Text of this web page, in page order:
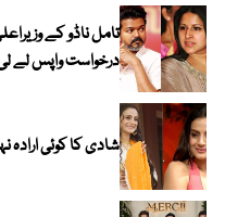
تامل ناڈو کے
درخواست واپس لے
شادی کا کوئی ارادہ